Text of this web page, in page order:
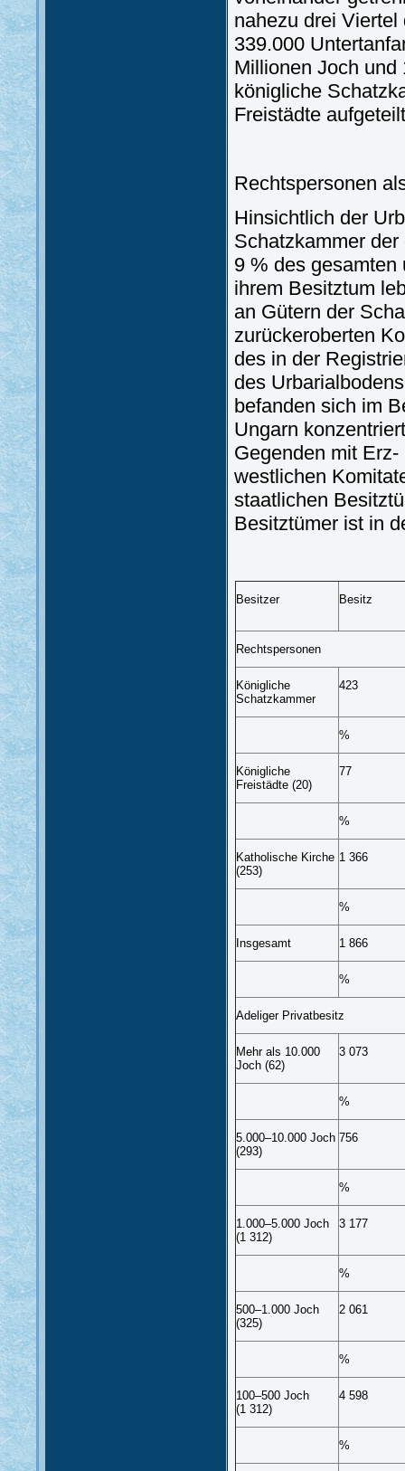
nahezu drei
339.000
Millionen Joch und
königliche
Freistädte
Rechtspersonen
Hinsichtlich der
Schatzkammer
9 % des gesamten
ihrem Besitztum
an Gütern der
zurückeroberten
des in der
des
befanden sich im
Ungarn
Gegenden mit
westlichen
staatlichen
Besitztümer ist in
Besitzer Besitz
Rechtspersonen
Königliche
Schatzkammer
423
%
Königliche
Freistädte (20)
77
%
Katholische Kirche
(253)
1 366
%
Insgesamt 1 866
%
Adeliger Privatbesitz
Mehr als 10.000
Joch (62)
3 073
%
5.000–10.000 Joch
(293)
756
%
1.000–5.000 Joch
(1 312)
3 177
%
500–1.000 Joch
(325)
2 061
%
100–500 Joch
(1 312)
4 598
%